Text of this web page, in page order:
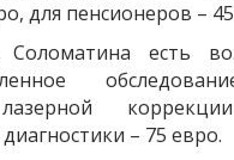
для пенсионеров –
есть
– 75 евро.